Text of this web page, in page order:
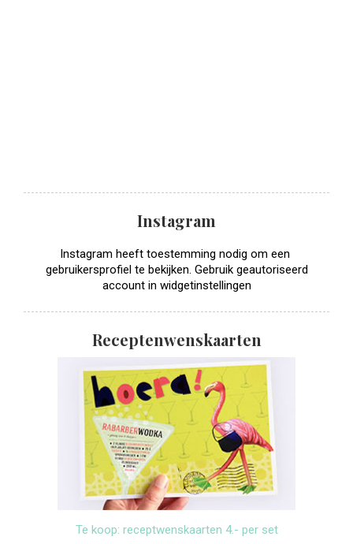
Instagram
Instagram heeft toestemming nodig om een ​​
gebruikersprofiel te bekijken. Gebruik geautoriseerd
account in widgetinstellingen
Receptenwenskaarten
Te koop: receptwenskaarten 4.- per set